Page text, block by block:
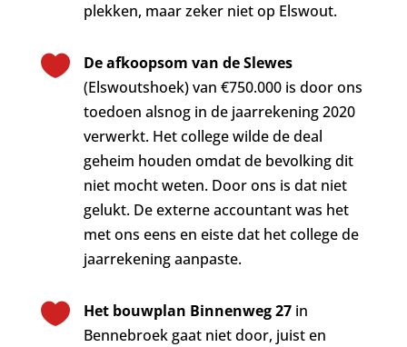
plekken, maar zeker niet op Elswout.

De afkoopsom van de Slewes
(Elswoutshoek) van €750.000 is door ons
toedoen alsnog in de jaarrekening 2020
verwerkt. Het college wilde de deal
geheim houden omdat de bevolking dit
niet mocht weten. Door ons is dat niet
gelukt. De externe accountant was het
met ons eens en eiste dat het college de
jaarrekening aanpaste.
 Het bouwplan Binnenweg 27in
Bennebroek gaat niet door, juist en